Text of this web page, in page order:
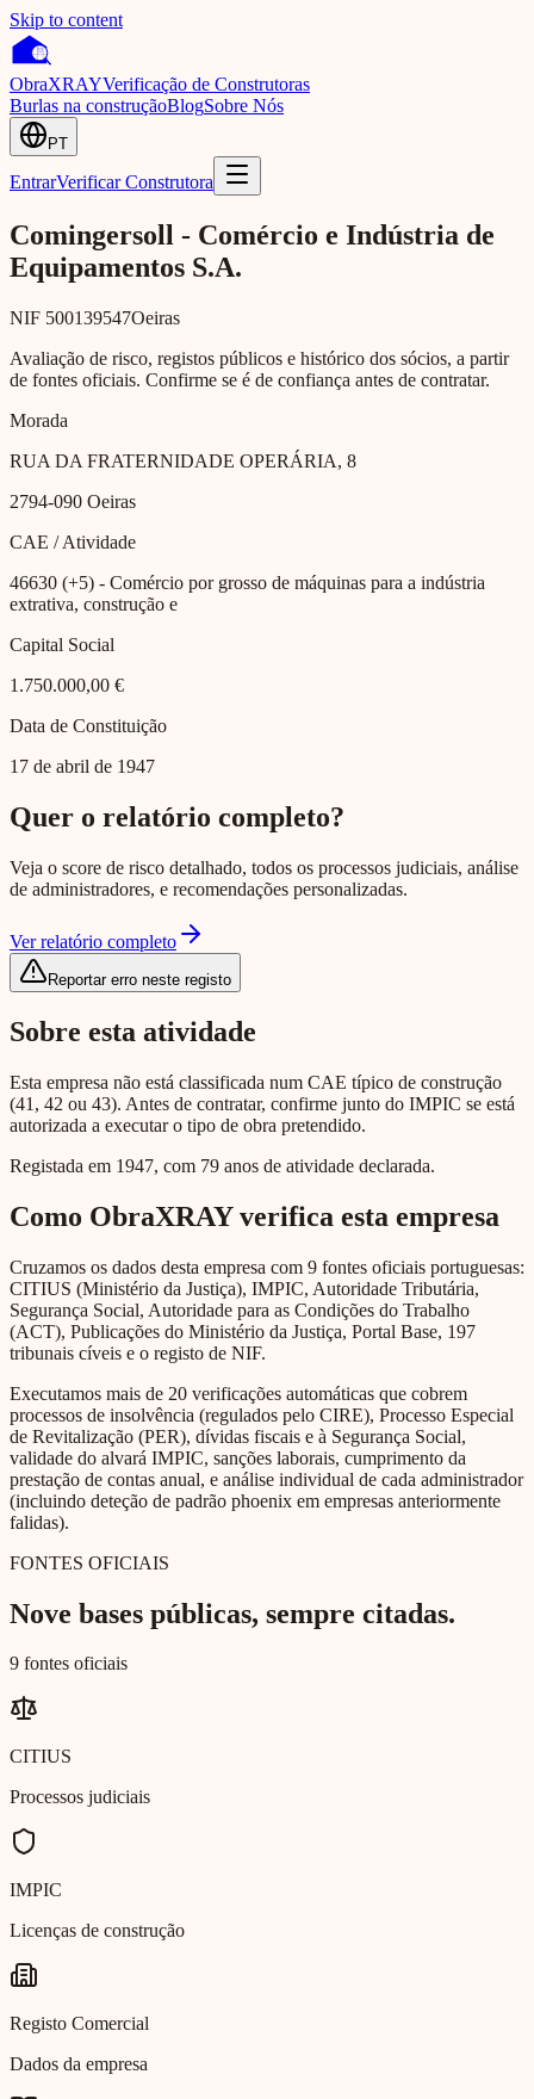
Skip to content
ObraXRAYVerificação de Construtoras
Burlas na construçãoBlogSobre Nós
PT
EntrarVerificar Construtora
Comingersoll - Comércio e Indústria de
Equipamentos S.A.
NIF 500139547Oeiras
Avaliação de risco, registos públicos e histórico dos sócios, a partir
de fontes oficiais. Confirme se é de confiança antes de contratar.
Morada
RUA DA FRATERNIDADE OPERÁRIA, 8
2794-090 Oeiras
CAE / Atividade
46630 (+5) - Comércio por grosso de máquinas para a indústria
extrativa, construção e
Capital Social
1.750.000,00 €
Data de Constituição
17 de abril de 1947
Quer o relatório completo?
Veja o score de risco detalhado, todos os processos judiciais, análise
de administradores, e recomendações personalizadas.
Ver relatório completo
Reportar erro neste registo
Sobre esta atividade
Esta empresa não está classificada num CAE típico de construção
(41, 42 ou 43). Antes de contratar, confirme junto do IMPIC se está
autorizada a executar o tipo de obra pretendido.
Registada em 1947, com 79 anos de atividade declarada.
Como ObraXRAY verifica esta empresa
Cruzamos os dados desta empresa com 9 fontes oficiais portuguesas:
CITIUS (Ministério da Justiça), IMPIC, Autoridade Tributária,
Segurança Social, Autoridade para as Condições do Trabalho
(ACT), Publicações do Ministério da Justiça, Portal Base, 197
tribunais cíveis e o registo de NIF.
Executamos mais de 20 verificações automáticas que cobrem
processos de insolvência (regulados pelo CIRE), Processo Especial
de Revitalização (PER), dívidas fiscais e à Segurança Social,
validade do alvará IMPIC, sanções laborais, cumprimento da
prestação de contas anual, e análise individual de cada administrador
(incluindo deteção de padrão phoenix em empresas anteriormente
falidas).
FONTES OFICIAIS
Nove bases públicas, sempre citadas.
9 fontes oficiais
CITIUS
Processos judiciais
IMPIC
Licenças de construção
Registo Comercial
Dados da empresa